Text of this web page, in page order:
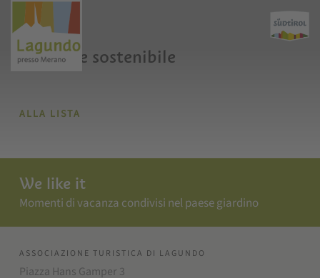
Gestione sostenibile
ALLA LISTA
We like it
Momenti di vacanza condivisi nel paese giardino
ASSOCIAZIONE TURISTICA DI LAGUNDO
Piazza Hans Gamper 3